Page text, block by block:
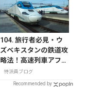
104. 旅行者必見・ウ
ズベキスタンの鉄道攻
略法！高速列車アフラ
シアブ号から旅情あふ
れる夜行列車まで
特派員ブログ
Recommended by